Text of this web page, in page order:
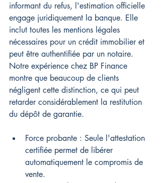
informant du refus, l'estimation officielle
engage juridiquement la banque. Elle
inclut toutes les mentions légales
nécessaires pour un crédit immobilier et
peut être authentifiée par un notaire.
Notre expérience chez BP Finance
montre que beaucoup de clients
négligent cette distinction, ce qui peut
retarder considérablement la restitution
du dépôt de garantie.
Force probante : Seule l'attestation
certifiée permet de libérer
automatiquement le compromis de
vente.